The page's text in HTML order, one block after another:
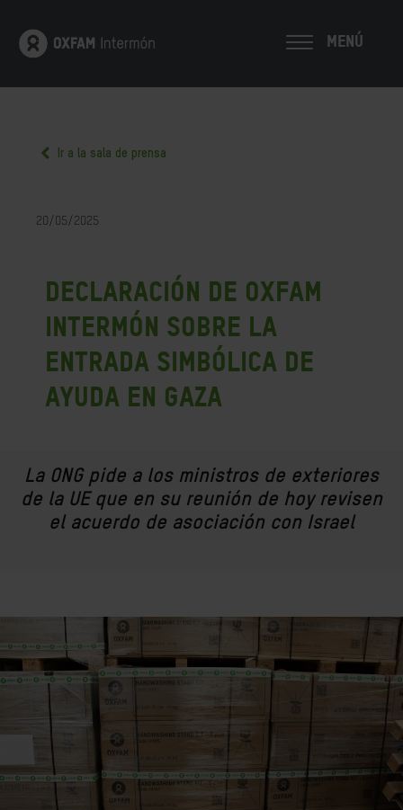
MENÚ
Ir a la sala de prensa
20/05/2025
Declaración de Oxfam
Intermón sobre la
entrada simbólica de
ayuda en gaza
La ONG pide a los ministros de exteriores
de la UE que en su reunión de hoy revisen
el acuerdo de asociación con Israel